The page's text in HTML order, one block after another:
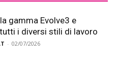
gamma Evolve3 e
i diversi stili di lavoro
- 02/07/2026